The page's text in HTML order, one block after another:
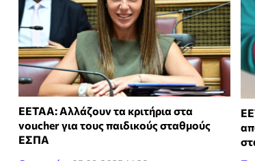
ΕΕΤΑΑ: Αλλάζουν τα κριτήρια στα
voucher για τους παιδικούς σταθμούς
ΕΣΠΑ